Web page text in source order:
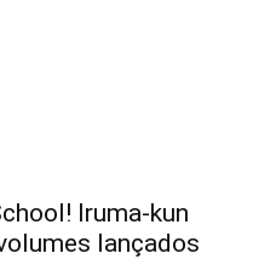
Iruma-kun
lançados